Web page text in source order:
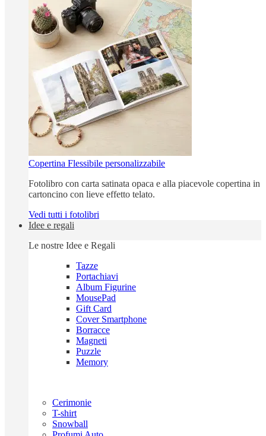
Copertina Flessibile personalizzabile
Fotolibro con carta satinata opaca e alla piacevole copertina in
cartoncino con lieve effetto telato.
Vedi tutti i fotolibri
Idee e regali
Le nostre Idee e Regali
Tazze
Portachiavi
Album Figurine
MousePad
Gift Card
Cover Smartphone
Borracce
Magneti
Puzzle
Memory
Cerimonie
T-shirt
Snowball